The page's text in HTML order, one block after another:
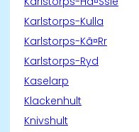
Karlstorps-Kulla
Karlstorps-Kã¤Rr
Karlstorps-Ryd
Kaselarp
Klackenhult
Knivshult